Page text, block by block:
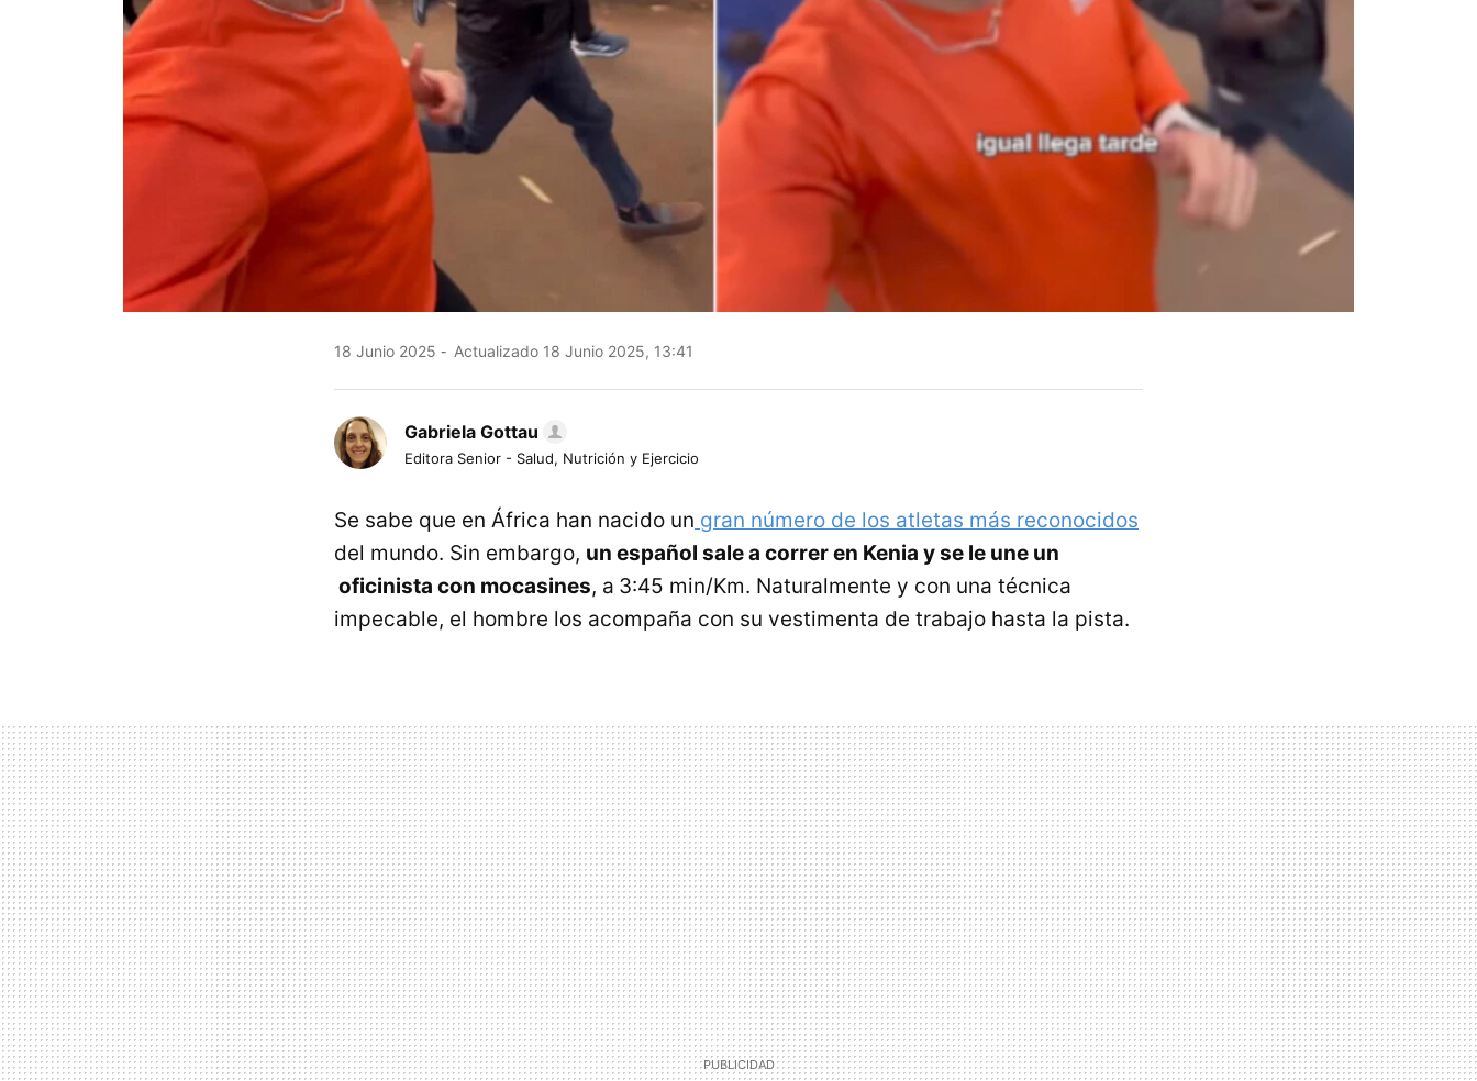
18 Junio 2025 Actualizado 18 Junio 2025, 13:41
Gabriela Gottau
Editora Senior - Salud, Nutrición y Ejercicio
Se sabe que en África han nacido un gran número de los atletas más reconocidos
del mundo. Sin embargo, un español sale a correr en Kenia y se le une un
oficinista con mocasines, a 3:45 min/Km. Naturalmente y con una técnica
impecable, el hombre los acompaña con su vestimenta de trabajo hasta la pista.